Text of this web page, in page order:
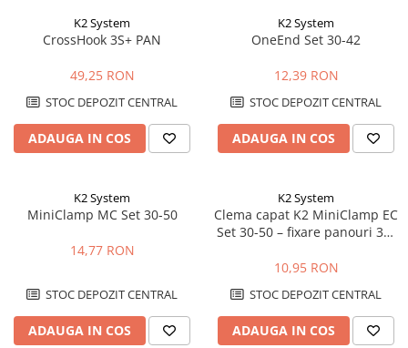
K2 System
CrossHook 3S+ PAN
49,25 RON
STOC DEPOZIT CENTRAL
ADAUGA IN COS
K2 System
OneEnd Set 30-42
12,39 RON
STOC DEPOZIT CENTRAL
ADAUGA IN COS
K2 System
MiniClamp MC Set 30-50
14,77 RON
STOC DEPOZIT CENTRAL
ADAUGA IN COS
K2 System
Clema capat K2 MiniClamp EC
Set 30-50 – fixare panouri 30-
10,95 RON
STOC DEPOZIT CENTRAL
ADAUGA IN COS